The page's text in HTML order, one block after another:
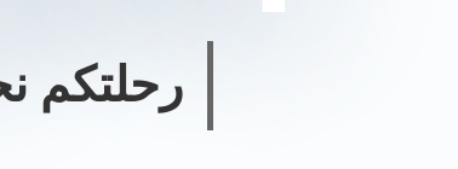
رحلتكم